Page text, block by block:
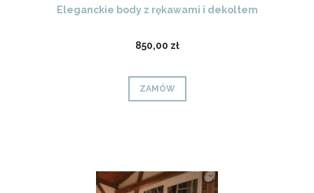
Eleganckie body z rękawami i dekoltem
850,00 zł
ZAMÓW